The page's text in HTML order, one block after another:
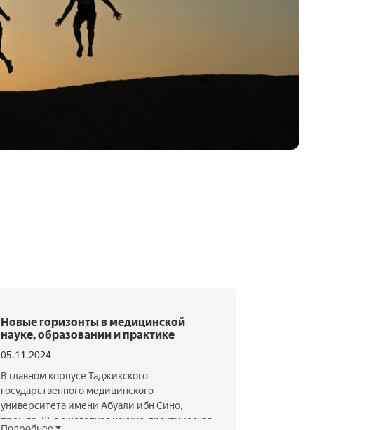
Новые горизонты в медицинской
науке, образовании и практике
05.11.2024
В главном корпусе Таджикского
государственного медицинского
университета имени Абуали ибн Сино,
прошла 72-я ежегодная научно-практическая